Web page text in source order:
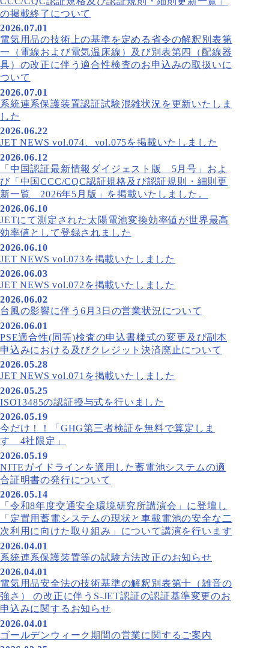
の掲載終了について
2026.07.01
電気用品の技術上の基準を定める省令の解釈別表第
一（電線および電気温床線）及び別表第四（配線器
具）の改正に伴う適合性検査のお申込みの取扱いに
ついて
2026.07.01
系統連系保護装置認証試験混雑状況を更新いたしま
した
2026.06.22
JET NEWS vol.074、vol.075を掲載いたしました
2026.06.12
「中国認証最新情報ダイジェスト版 5月号」およ
び「中国CCC/CQC認証規格及び認証規則・細則更
新一覧 2026年5月版」を掲載いたしました。
2026.06.10
JETにて測定された太陽電池変換効率値が世界最高
効率値として登録されました
2026.06.10
JET NEWS vol.073を掲載いたしました
2026.06.03
JET NEWS vol.072を掲載いたしました
2026.06.02
台風の影響に伴う6月3日の営業状況について
2026.06.01
PSE適合性(同等)検査の申込書様式の変更及び副本
申込みにおける及びクレジット決済廃止について
2026.05.28
JET NEWS vol.071を掲載いたしました
2026.05.25
ISO13485の認証授与式を行いました
2026.05.19
今だけ！！「GHG第三者検証を無料で算定しま
す 4社限定」
2026.05.19
NITEガイドラインを適用した蓄電池システムの適
合証明書の発行について
2026.05.14
「令和8年度交通安全環境研究所講演会」に登壇し
「定置用蓄電システムの現状と車載電池の安全な二
次利用に向けた取り組み」について講演を行います
2026.04.01
系統連系保護装置等の試験方法改正のお知らせ
2026.04.01
電気用品安全法の技術基準の解釈別表第十（雑音の
強さ） の改正に伴うS-JET認証の認証基準変更のお
申込みに関するお知らせ
2026.04.01
ゴールデンウィーク期間の営業に関するご案内